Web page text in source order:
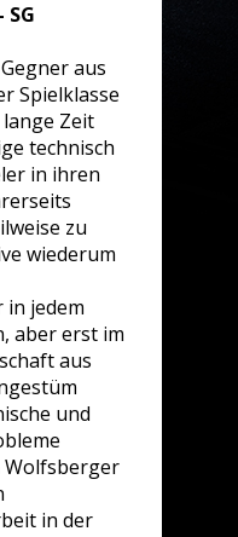
aus
Spielklasse
Zeit
technisch
in ihren
zu
wiederum
jedem
aber erst im
aus
und
Wolfsberger
in der